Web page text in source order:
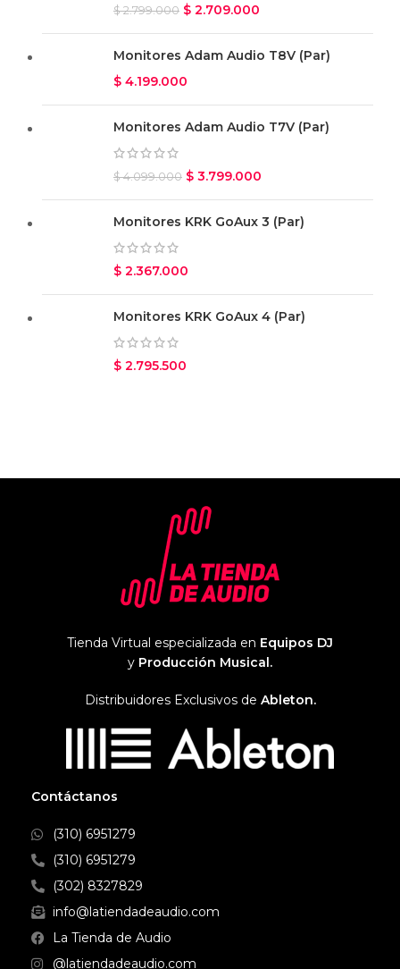
$2.799.000 $ 2.709.000
Monitores Adam Audio T8V (Par)
$ 4.199.000
Monitores Adam Audio T7V (Par)
$4.099.000 $ 3.799.000
Monitores KRK GoAux 3 (Par)
$ 2.367.000
Monitores KRK GoAux 4 (Par)
$ 2.795.500
Tienda Virtual especializada en Equipos DJ
y Producción Musical.
Distribuidores Exclusivos de Ableton.
Contáctanos
(310) 6951279
(310) 6951279
(302) 8327829
info@latiendadeaudio.com
La Tienda de Audio
@latiendadeaudio.com